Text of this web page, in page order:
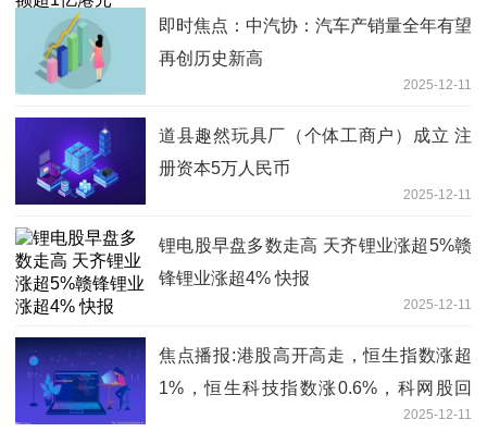
即时焦点：中汽协：汽车产销量全年有望
再创历史新高
2025-12-11
道县趣然玩具厂（个体工商户）成立 注
册资本5万人民币
2025-12-11
锂电股早盘多数走高 天齐锂业涨超5%赣
锋锂业涨超4% 快报
2025-12-11
焦点播报:港股高开高走，恒生指数涨超
1%，恒生科技指数涨0.6%，科网股回
暖，阿里巴巴、腾讯控股涨超1%2025-12-11